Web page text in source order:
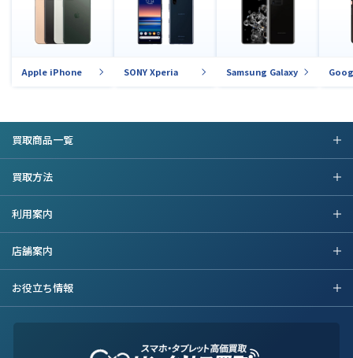
Apple iPhone SONY Xperia Samsung Galaxy
買取商品一覧
買取方法
利用案内
店舗案内
お役立ち情報